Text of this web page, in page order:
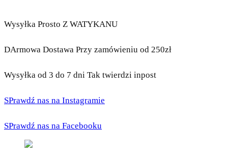
Wysyłka Prosto Z WATYKANU
DArmowa Dostawa Przy zamówieniu od 250zł
Wysyłka od 3 do 7 dni Tak twierdzi inpost
SPrawdź nas na Instagramie
SPrawdź nas na Facebooku